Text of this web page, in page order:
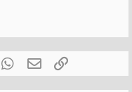
WhatsApp
Email